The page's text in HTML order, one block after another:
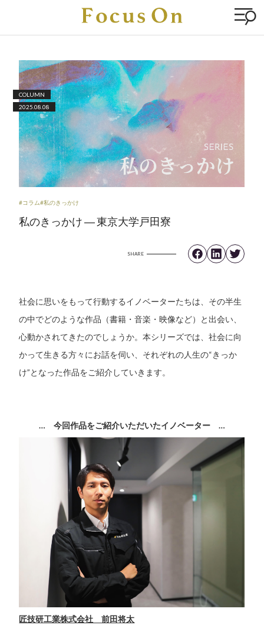
COLUMN
2025.08.08
#コラム#私のきっかけ
私のきっかけ ― 東京大学戸田寮
SHARE
社会に思いをもって行動するイノベーターたちは、その半生
の中でどのような作品（書籍・音楽・映像など）と出会い、
心動かされてきたのでしょうか。本シリーズでは、社会に向
かって生きる方々にお話を伺い、それぞれの人生の“きっか
け”となった作品をご紹介していきます。
… 今回作品をご紹介いただいたイノベーター …
匠技研工業株式会社 前田将太